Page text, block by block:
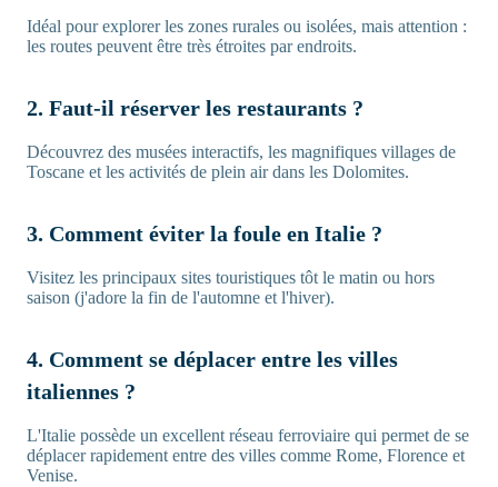
Idéal pour explorer les zones rurales ou isolées, mais attention :
les routes peuvent être très étroites par endroits.
2. Faut-il réserver les restaurants ?
Découvrez des musées interactifs, les magnifiques villages de
Toscane et les activités de plein air dans les Dolomites.
3. Comment éviter la foule en Italie ?
Visitez les principaux sites touristiques tôt le matin ou hors
saison (j'adore la fin de l'automne et l'hiver).
4. Comment se déplacer entre les villes
italiennes ?
L'Italie possède un excellent réseau ferroviaire qui permet de se
déplacer rapidement entre des villes comme Rome, Florence et
Venise.